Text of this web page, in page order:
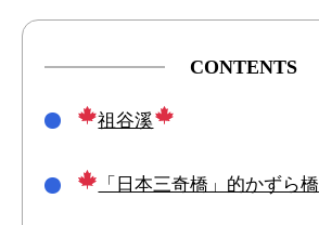
CONTENTS
祖谷溪
「日本三奇橋」的かずら橋